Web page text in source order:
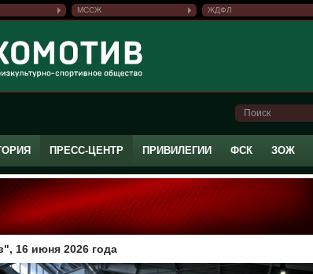
МССЖ ЖДФЛ
ПРЕСС-ЦЕНТР ПРИВИЛЕГИИ ФСК ЗОЖ
16 июня 2026 года